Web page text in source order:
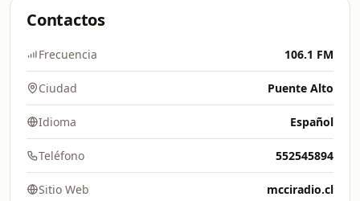
Contactos
Frecuencia 106.1 FM
Ciudad Puente Alto
Idioma Español
Teléfono 552545894
Sitio Web mcciradio.cl